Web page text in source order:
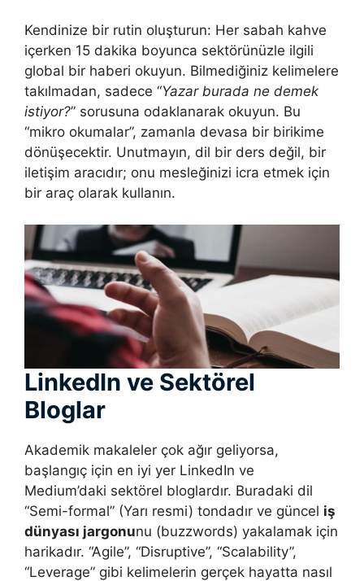
Kendinize bir rutin oluşturun: Her sabah kahve
içerken 15 dakika boyunca sektörünüzle ilgili
global bir haberi okuyun. Bilmediğiniz kelimelere
takılmadan, sadece “Yazar burada ne demek
istiyor?” sorusuna odaklanarak okuyun. Bu
“mikro okumalar”, zamanla devasa bir birikime
dönüşecektir. Unutmayın, dil bir ders değil, bir
iletişim aracıdır; onu mesleğinizi icra etmek için
bir araç olarak kullanın.
LinkedIn ve Sektörel
Bloglar
Akademik makaleler çok ağır geliyorsa,
başlangıç için en iyi yer LinkedIn ve
Medium’daki sektörel bloglardır. Buradaki dil
“Semi-formal” (Yarı resmi) tondadır ve güncel iş
dünyası jargonunu (buzzwords) yakalamak için
harikadır. “Agile”, “Disruptive”, “Scalability”,
“Leverage” gibi kelimelerin gerçek hayatta nasıl